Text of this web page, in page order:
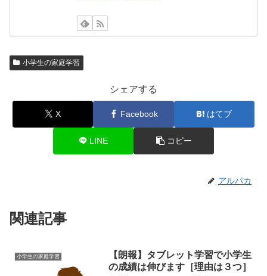
小学生の家庭学習
シェアする
X Facebook はてブ
LINE コピー
アルパカ
関連記事
小学生の家庭学習
【朗報】タブレット学習で小学生
の成績は伸びます［理由は３つ］